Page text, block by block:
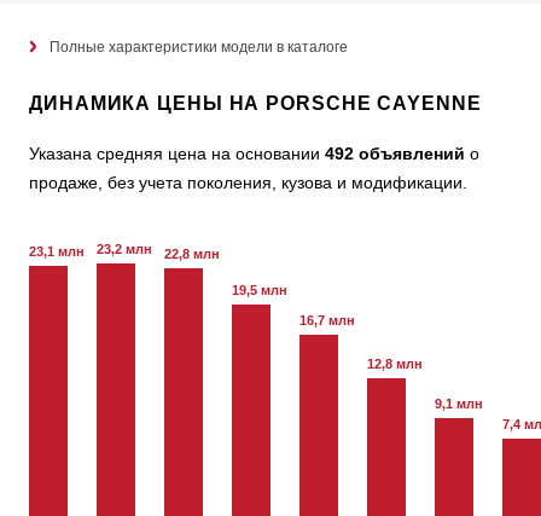
Полные характеристики модели в каталоге
ДИНАМИКА ЦЕНЫ НА PORSCHE CAYENNE
Указана средняя цена на основании 492 объявлений о
продаже, без учета поколения, кузова и модификации.
23,1 млн 23,2 млн 22,8 млн
19,5 млн
16,7 млн
12,8 млн
9,1 млн
7,4